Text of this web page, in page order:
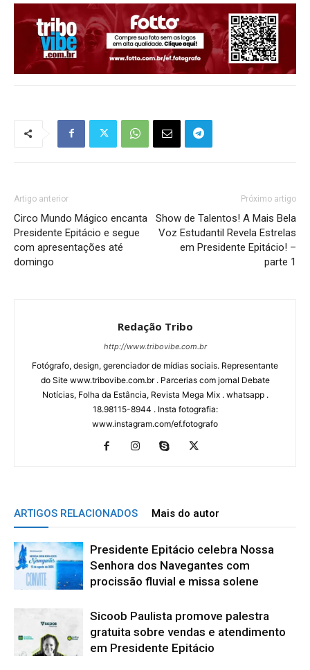
Artigo anterior
Circo Mundo Mágico encanta
Presidente Epitácio e segue
com apresentações até
domingo
Próximo artigo
Show de Talentos! A Mais Bela
Voz Estudantil Revela Estrelas
em Presidente Epitácio! –
parte 1
Redação Tribo
http://www.tribovibe.com.br
Fotógrafo, design, gerenciador de mídias sociais. Representante
do Site www.tribovibe.com.br . Parcerias com jornal Debate
Notícias, Folha da Estância, Revista Mega Mix . whatsapp .
18.98115-8944 . Insta fotografia:
www.instagram.com/ef.fotografo
ARTIGOS RELACIONADOS Mais do autor
Presidente Epitácio celebra Nossa
Senhora dos Navegantes com
procissão fluvial e missa solene
Sicoob Paulista promove palestra
gratuita sobre vendas e atendimento
em Presidente Epitácio